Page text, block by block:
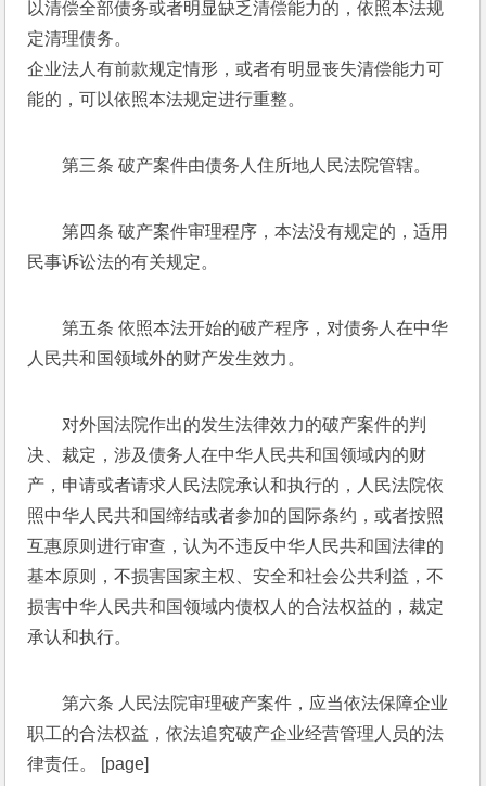
以清偿全部债务或者明显缺乏清偿能力的，依照本法规
定清理债务。
企业法人有前款规定情形，或者有明显丧失清偿能力可
能的，可以依照本法规定进行重整。
第三条 破产案件由债务人住所地人民法院管辖。
第四条 破产案件审理程序，本法没有规定的，适用
民事诉讼法的有关规定。
第五条 依照本法开始的破产程序，对债务人在中华
人民共和国领域外的财产发生效力。
对外国法院作出的发生法律效力的破产案件的判
决、裁定，涉及债务人在中华人民共和国领域内的财
产，申请或者请求人民法院承认和执行的，人民法院依
照中华人民共和国缔结或者参加的国际条约，或者按照
互惠原则进行审查，认为不违反中华人民共和国法律的
基本原则，不损害国家主权、安全和社会公共利益，不
损害中华人民共和国领域内债权人的合法权益的，裁定
承认和执行。
第六条 人民法院审理破产案件，应当依法保障企业
职工的合法权益，依法追究破产企业经营管理人员的法
律责任。 [page]